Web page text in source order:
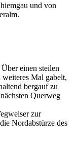
und von
einen steilen
Mal gabelt,
bergauf zu
Querweg
zur
Nordabstürze des